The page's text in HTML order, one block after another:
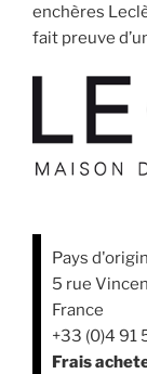
enchères
fait preuve
Pays
5 rue
France
+33 (0)4 91
Frais